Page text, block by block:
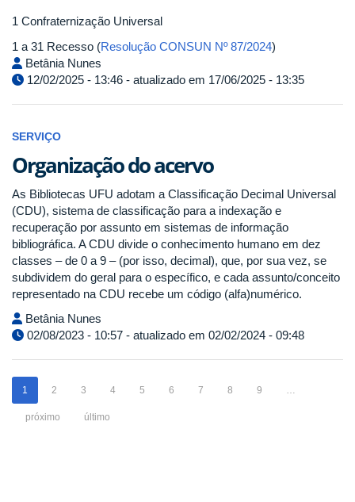
1 Confraternização Universal
1 a 31 Recesso (Resolução CONSUN Nº 87/2024)
Betânia Nunes
12/02/2025 - 13:46 - atualizado em 17/06/2025 - 13:35
SERVIÇO
Organização do acervo
As Bibliotecas UFU adotam a Classificação Decimal Universal
(CDU), sistema de classificação para a indexação e
recuperação por assunto em sistemas de informação
bibliográfica. A CDU divide o conhecimento humano em dez
classes – de 0 a 9 – (por isso, decimal), que, por sua vez, se
subdividem do geral para o específico, e cada assunto/conceito
representado na CDU recebe um código (alfa)numérico.
Betânia Nunes
02/08/2023 - 10:57 - atualizado em 02/02/2024 - 09:48
1 2 3 4 5 6 7 8 9 …
próximo último